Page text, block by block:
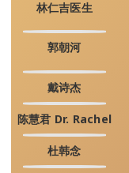
林仁吉医生
郭朝河
戴诗杰
陈慧君 Dr. Rachel
杜韩念